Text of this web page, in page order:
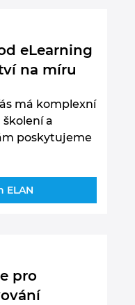
eLearning
na míru
má komplexní
a
poskytujeme
ELAN
pro